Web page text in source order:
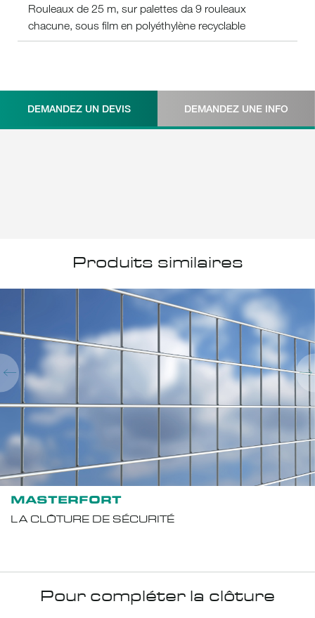
Rouleaux de 25 m, sur palettes da 9 rouleaux
chacune, sous film en polyéthylène recyclable
DEMANDEZ UN DEVIS DEMANDEZ UNE INFO
Produits similaires
MASTERFORT
LA CLÔTURE DE SÉCURITÉ
Pour compléter la clôture